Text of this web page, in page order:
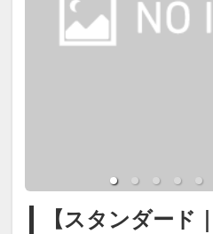
【スタンダード